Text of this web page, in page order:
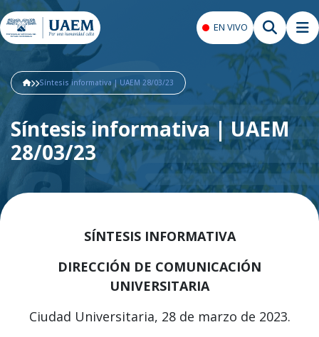
EN VIVO
Síntesis informativa | UAEM 28/03/23
Síntesis informativa | UAEM
28/03/23
SÍNTESIS INFORMATIVA
DIRECCIÓN DE COMUNICACIÓN
UNIVERSITARIA
Ciudad Universitaria, 28 de marzo de 2023.